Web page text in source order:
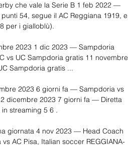
che vale la Serie B 1 feb 2022 —
54, segue il AC Reggiana 1919, e
per i gialloblù).
2023 1 dic 2023 — Sampdoria
vs UC Sampdoria gratis 11 novembre
Sampdoria gratis ...
2023 6 giorni fa — Sampdoria vs
dicembre 2023 7 giorni fa — Diretta
streaming 5 6 .
giornata 4 nov 2023 — Head Coach
AC Pisa, Italian soccer REGGIANA-